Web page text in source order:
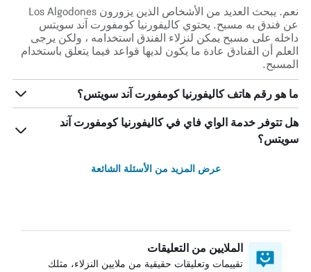
نعم. يبحث العديد من الأشخاص الذين يزورون Los Algodones
عن فندق به مسبح. يحتوي كاليفورنيا كومفورت آند سويتس
داخله على مسبح يمكن لنزلاء الفندق استخدامه ، ولكن يرجى
العلم أن الفنادق عادة ما يكون لديها قواعد فيما يتعلق باستخدام
المسبح.
ما هو رقم هاتف كاليفورنيا كومفورت آند سويتس؟
هل تتوفر خدمة الواي فاي في كاليفورنيا كومفورت آند
سويتس؟
عرض المزيد من الأسئلة الشائعة
الملايين من التعليقات
تقييمات وتعليقات حقيقية من ملايين النزلاء، مثلك